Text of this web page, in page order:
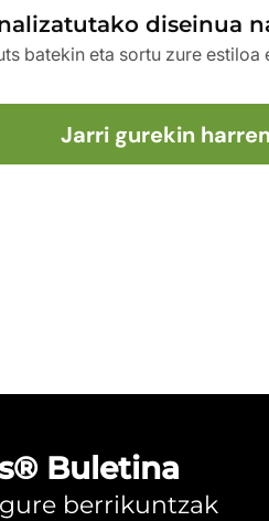
diseinua
batekin eta sortu zure estiloa
Jarri gurekin
Buletina
berrikuntzak